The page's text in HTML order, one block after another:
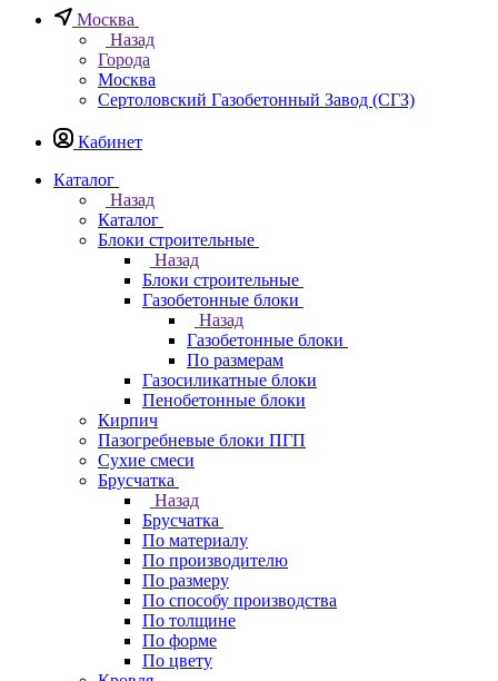
Москва
Назад
Города
Москва
Сертоловский Газобетонный Завод (СГЗ)
Кабинет
Каталог
Назад
Каталог
Блоки строительные
Назад
Блоки строительные
Газобетонные блоки
Назад
Газобетонные блоки
По размерам
Газосиликатные блоки
Пенобетонные блоки
Кирпич
Пазогребневые блоки ПГП
Сухие смеси
Брусчатка
Назад
Брусчатка
По материалу
По производителю
По размеру
По способу производства
По толщине
По форме
По цвету